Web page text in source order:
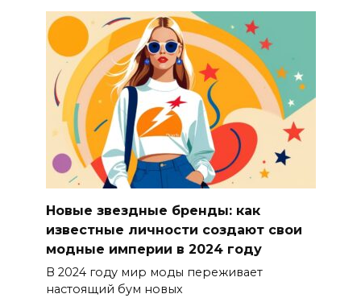
Новые звездные бренды: как
известные личности создают свои
модные империи в 2024 году
В 2024 году мир моды переживает
настоящий бум новых